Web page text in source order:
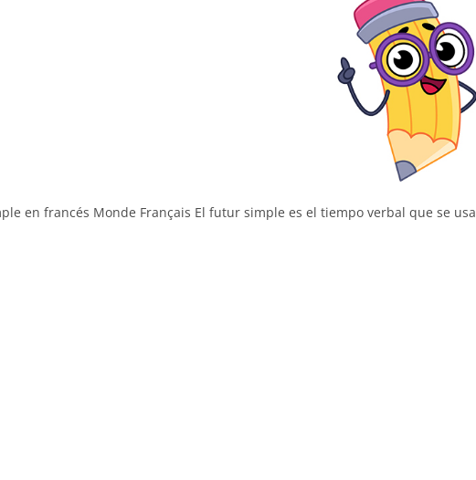
en francés Monde Français El futur simple es el tiempo verbal que se usa